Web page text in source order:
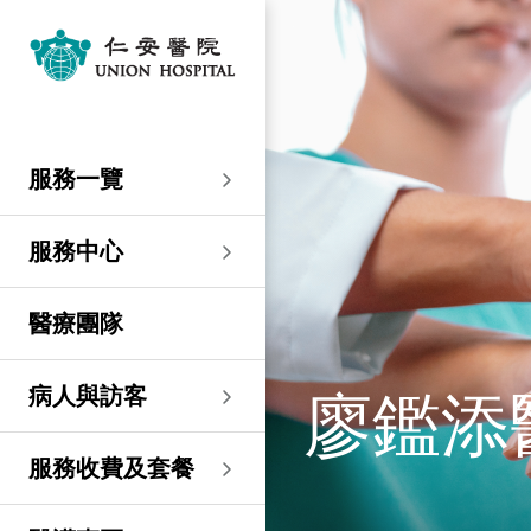
服務一覽
服務一覽
急症及門診
專科服務
專科服務
婦產科／生殖醫學
婦產科／生殖醫學
婦產科
生殖醫學科
外科
外科
乳房健康
泌尿外科
心胸肺外科
神經外科 (腦及脊椎)
整形外科
骨科
內科
內科
腸胃肝臟科
呼吸系統科
內分泌及糖尿科
風濕病科
腎科
腫瘤科
兒科
小兒外科及小兒泌尿科
過敏專科服務
其他醫療服務
其他醫療服務
健康檢查
疫苗注射
物理治療
營養諮詢
言語治療
服務中心
服務中心
大圍仁安醫院
仁安微創中心
兒科/嬰兒健康中心
乳房保健及治療中心
仁安保健中心
仁安內視鏡及日間手
術中心
尖沙咀 H Zentre
尖沙咀 H Zentre
仁安腫瘤中心
仁安醫療造影體檢中
心
尖沙咀美麗華廣場
尖沙咀美麗華廣場
仁安植髮中心
仁安醫院分科診所 (尖
沙咀)
仁安醫院分科診所 (尖
仁安醫院分科診所 (尖
沙咀) 內視鏡及日間治
療中心
分科診所
分科診所
沙咀)
仁安醫院分科診所 (將
軍澳)
仁安醫院分科診所
仁安醫院分科診所
(馬鞍山)
仁安醫院分科診所
(荃灣)
醫療團隊
病人與訪客
病人與訪客
入院準備
留院指南
部門服務時間
惡劣天氣安排
位置及交通 (泊車及院巴)
病人權益
病人權益
病人與家庭委員會
意見回饋
健康資訊
健康資訊
小冊子
服務收費及套餐
服務收費及套餐
醫療券計劃
醫護專區
預算費用
預算費用
度的先導計劃
住院及手術費用預計表
服務費用預算
休假通知只適用於V-
CODE醫生
護士訓練學校
護士網上培訓系統
(CNE)
關於仁安
仁安概覽
紀念日誌
醫學研究
認證及獎項
臨床績效指標
仁心仁術慈善計劃
資訊中心
資訊中心
新聞稿
專欄文章
小冊子
影片
感染控制
職位空缺
聯絡我們
聯絡我們
位置及交通 (泊車及院巴)
意見回饋
其他查詢
廖鑑添